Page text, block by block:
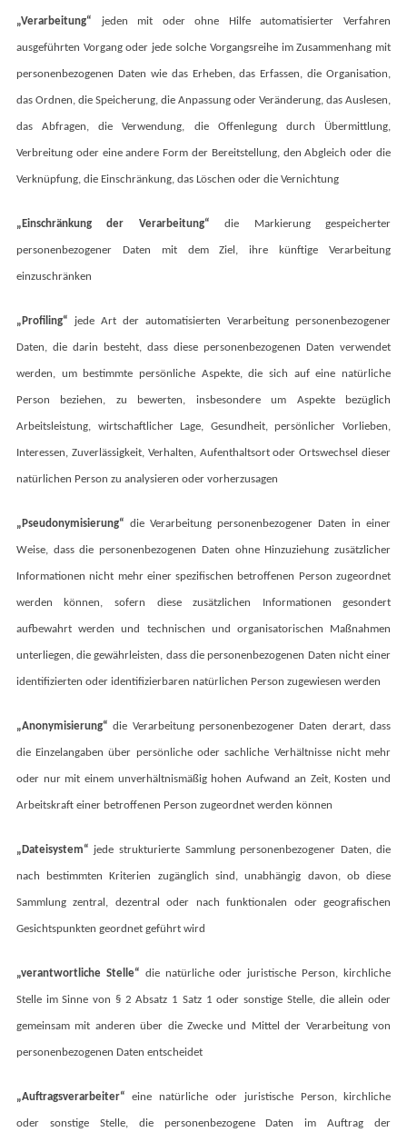
„Verarbeitung“ jeden mit oder ohne Hilfe automatisierter Verfahren
ausgeführten Vorgang oder jede solche Vorgangsreihe im Zusammenhang mit
personenbezogenen Daten wie das Erheben, das Erfassen, die Organisation,
das Ordnen, die Speicherung, die Anpassung oder Veränderung, das Auslesen,
das Abfragen, die Verwendung, die Offenlegung durch Übermittlung,
Verbreitung oder eine andere Form der Bereitstellung, den Abgleich oder die
Verknüpfung, die Einschränkung, das Löschen oder die Vernichtung
„Einschränkung der Verarbeitung“ die Markierung gespeicherter
personenbezogener Daten mit dem Ziel, ihre künftige Verarbeitung
einzuschränken
„Profiling“ jede Art der automatisierten Verarbeitung personenbezogener
Daten, die darin besteht, dass diese personenbezogenen Daten verwendet
werden, um bestimmte persönliche Aspekte, die sich auf eine natürliche
Person beziehen, zu bewerten, insbesondere um Aspekte bezüglich
Arbeitsleistung, wirtschaftlicher Lage, Gesundheit, persönlicher Vorlieben,
Interessen, Zuverlässigkeit, Verhalten, Aufenthaltsort oder Ortswechsel dieser
natürlichen Person zu analysieren oder vorherzusagen
„Pseudonymisierung“ die Verarbeitung personenbezogener Daten in einer
Weise, dass die personenbezogenen Daten ohne Hinzuziehung zusätzlicher
Informationen nicht mehr einer spezifischen betroffenen Person zugeordnet
werden können, sofern diese zusätzlichen Informationen gesondert
aufbewahrt werden und technischen und organisatorischen Maßnahmen
unterliegen, die gewährleisten, dass die personenbezogenen Daten nicht einer
identifizierten oder identifizierbaren natürlichen Person zugewiesen werden
„Anonymisierung“ die Verarbeitung personenbezogener Daten derart, dass
die Einzelangaben über persönliche oder sachliche Verhältnisse nicht mehr
oder nur mit einem unverhältnismäßig hohen Aufwand an Zeit, Kosten und
Arbeitskraft einer betroffenen Person zugeordnet werden können
„Dateisystem“ jede strukturierte Sammlung personenbezogener Daten, die
nach bestimmten Kriterien zugänglich sind, unabhängig davon, ob diese
Sammlung zentral, dezentral oder nach funktionalen oder geografischen
Gesichtspunkten geordnet geführt wird
„verantwortliche Stelle“ die natürliche oder juristische Person, kirchliche
Stelle im Sinne von § 2 Absatz 1 Satz 1 oder sonstige Stelle, die allein oder
gemeinsam mit anderen über die Zwecke und Mittel der Verarbeitung von
personenbezogenen Daten entscheidet
„Auftragsverarbeiter“ eine natürliche oder juristische Person, kirchliche
oder sonstige Stelle, die personenbezogene Daten im Auftrag der